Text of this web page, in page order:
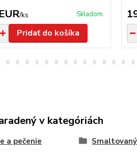
/ks Skladom
Pridať do košíka
v kategóriách
a pečenie